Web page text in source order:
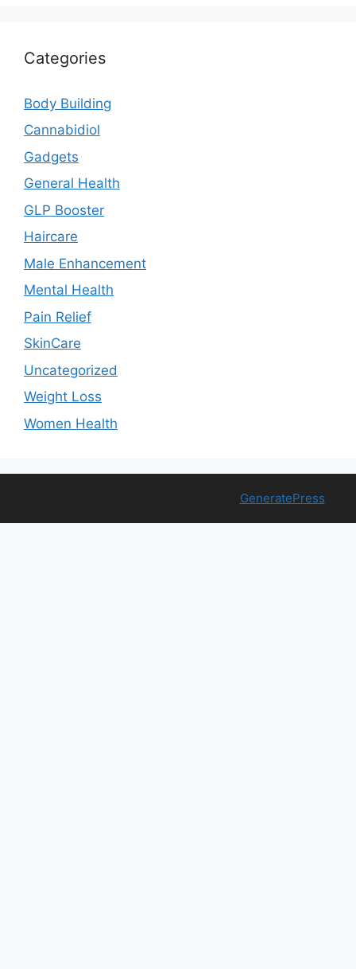
Categories
Body Building
Cannabidiol
Gadgets
General Health
GLP Booster
Haircare
Male Enhancement
Mental Health
Pain Relief
SkinCare
Uncategorized
Weight Loss
Women Health
GeneratePress